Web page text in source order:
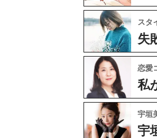
スタ
失
恋愛
私
宇垣
宇